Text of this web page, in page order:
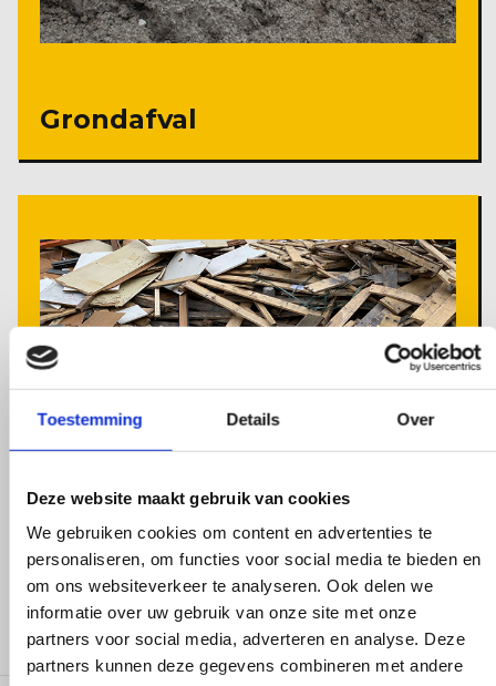
Toestemming Details Over
Deze website maakt gebruik van cookies
We gebruiken cookies om content en advertenties te
personaliseren, om functies voor social media te bieden en
om ons websiteverkeer te analyseren. Ook delen we
informatie over uw gebruik van onze site met onze
partners voor social media, adverteren en analyse. Deze
partners kunnen deze gegevens combineren met andere
Grondafval
Houtafval